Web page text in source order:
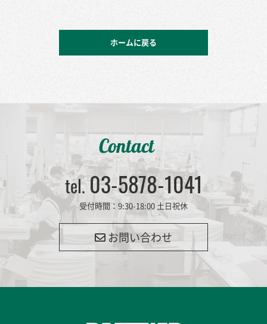
ホームに戻る
Contact
tel.03-5878-1041
受付時間：9:30-18:00 土日祝休
お問い合わせ